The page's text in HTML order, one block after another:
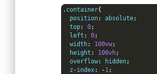
. container{
  position
: absolute;
  top
: 0;
  left
: 0;
  width
: 100vw;
  height
: 100vh;
  overflow
: hidden;
  z
-index: -1;